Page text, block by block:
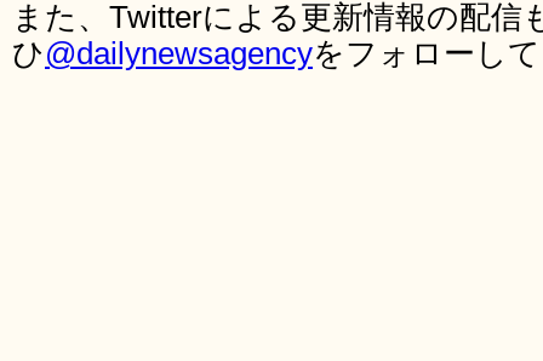
また、Twitterによる更新情報の配
ひ@dailynewsagencyをフォローし